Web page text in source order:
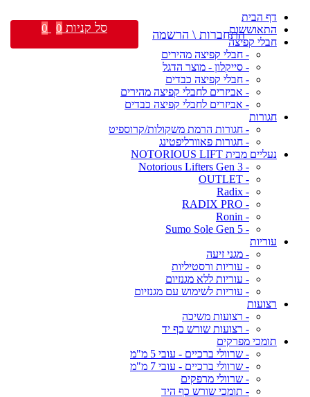
דף הבית
התאוששות
חבלי קפיצה
- חבלי קפיצה מהירים
- סייקלון - מוצר הדגל
- חבלי קפיצה כבדים
- אביזרים לחבלי קפיצה מהירים
- אביזרים לחבלי קפיצה כבדים
חגורות
- חגורות הרמת משקולות/קרוספיט
- חגורות פאוורליפטינג
נעליים מבית NOTORIOUS LIFT
- Notorious Lifters Gen 3
- OUTLET
- Radix
- RADIX PRO
- Ronin
- Sumo Sole Gen 5
עוריות
- מגני זיעה
- עוריות ורסטיליות
- עוריות ללא מגנזיום
- עוריות לשימוש עם מגנזיום
רצועות
- רצועות משיכה
- רצועות שורש כף יד
תומכי מפרקים
- שרוולי ברכיים - עובי 5 מ"מ
- שרוולי ברכיים - עובי 7 מ"מ
- שרוולי מרפקים
- תומכי שורש כף היד
התחברות \ הרשמה סל קניות 0
0